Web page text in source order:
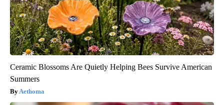
Ceramic Blossoms Are Quietly Helping Bees Survive American
Summers
Aethoma